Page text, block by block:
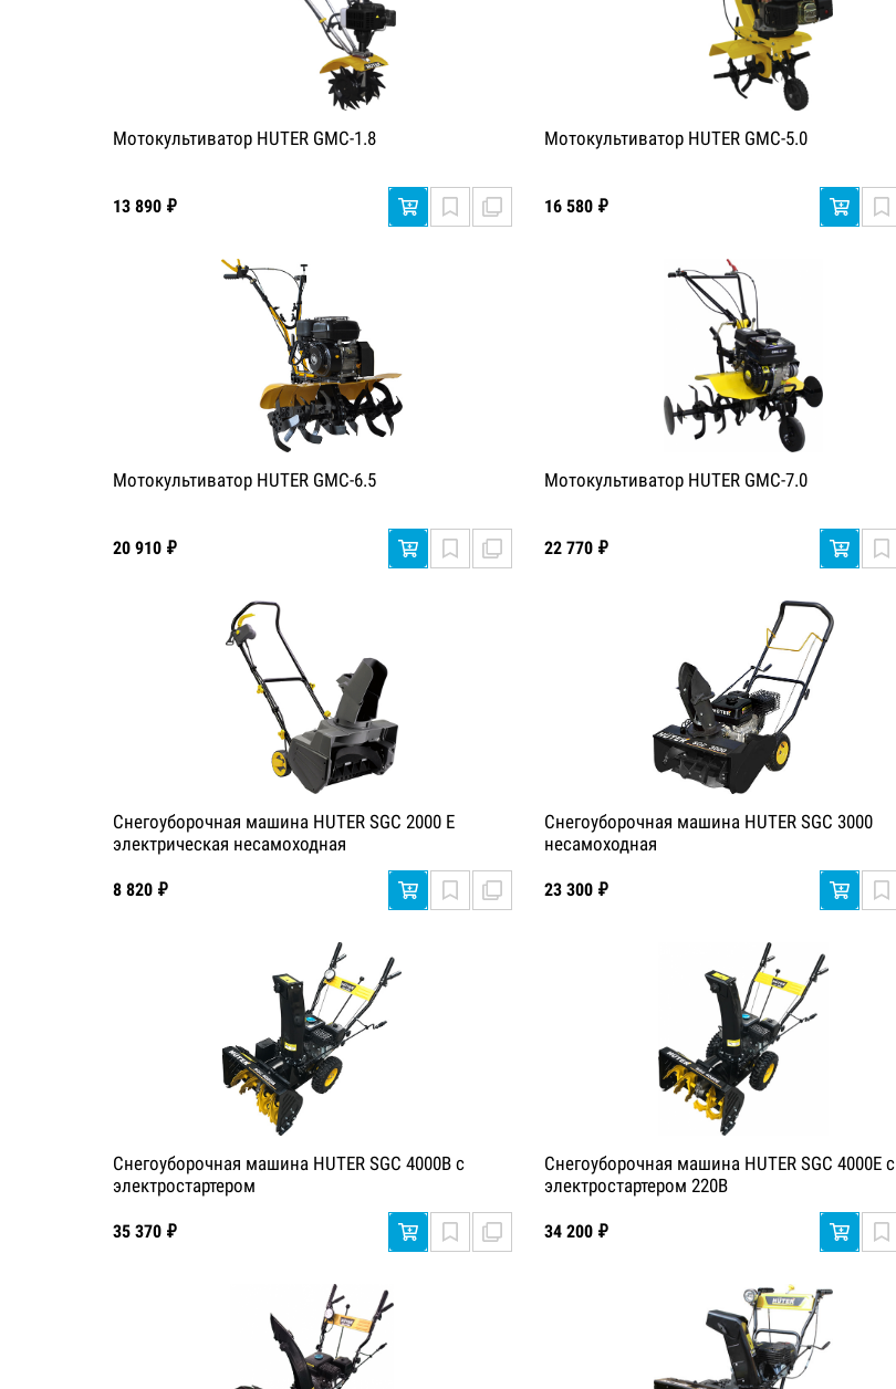
Мотокультиватор HUTER GMC-1.8
13 890 ₽
Мотокультиватор HUTER GMC-5.0
16 580 ₽
Мотокультиватор HUTER GMC-6.5
20 910 ₽
Мотокультиватор HUTER GMC-7.0
22 770 ₽
Снегоуборочная машина HUTER SGC 2000 E
электрическая несамоходная
8 820 ₽
Снегоуборочная машина HUTER SGC 3000
несамоходная
23 300 ₽
Снегоуборочная машина HUTER SGC 4000B с
электростартером
35 370 ₽
Снегоуборочная машина HUTER SGC 4000E с
электростартером 220В
34 200 ₽